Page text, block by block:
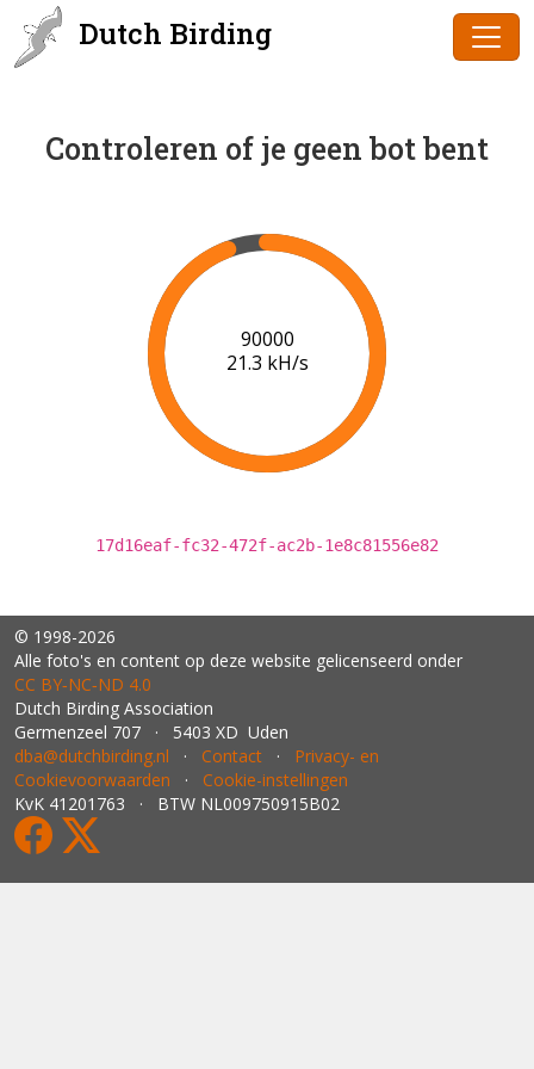
Dutch Birding
Controleren of je geen bot bent
91000
21.3 kH/s
17d16eaf-fc32-472f-ac2b-1e8c81556e82
© 1998-2026
Alle foto's en content op deze website gelicenseerd onder
CC BY‑NC‑ND 4.0
Dutch Birding Association
Germenzeel 707 · 5403 XD Uden
dba@dutchbirding.nl · Contact · Privacy- en
Cookievoorwaarden · Cookie-instellingen
KvK 41201763 · BTW NL009750915B02